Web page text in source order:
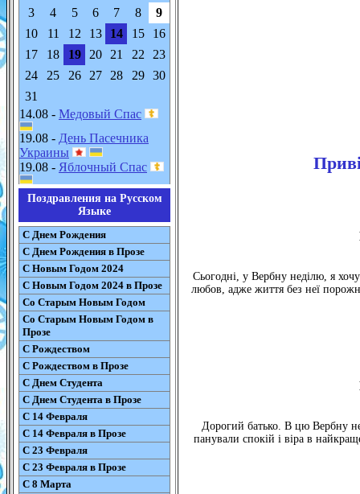
3
4 5 6 7 8
9
10
11 12 13 14 15
16
17
18 19 20 21 22
23
24
25 26 27 28 29
30
31
14.08 - Медовый Спас
19.08 - День Пасечника
Украины
19.08 - Яблочный Спас
Поздравления на Русском
Языке
С Днем Рождения
С Днем Рождения в Прозе
С Новым Годом 2024
С Новым Годом 2024 в Прозе
Со Старым Новым Годом
Со Старым Новым Годом в
Прозе
С Рождеством
С Рождеством в Прозе
С Днем Студента
С Днем Студента в Прозе
С 14 Февраля
С 14 Февраля в Прозе
С 23 Февраля
С 23 Февраля в Прозе
С 8 Марта
Сьогодні, у Вербну неділю, я
любов, адже життя без неї
Дорогий батько. В цю Вербну
панували спокій і віра в